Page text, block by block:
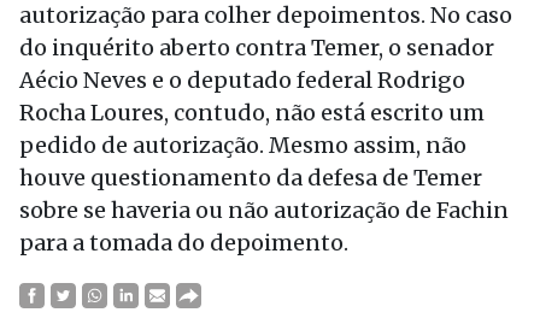
autorização para colher depoimentos. No caso
do inquérito aberto contra Temer, o senador
Aécio Neves e o deputado federal Rodrigo
Rocha Loures, contudo, não está escrito um
pedido de autorização. Mesmo assim, não
houve questionamento da defesa de Temer
sobre se haveria ou não autorização de Fachin
para a tomada do depoimento.